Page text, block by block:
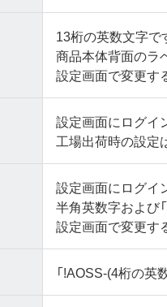
13桁の英数文字で
商品本体背面のラ
設定画面で変更す
設定画面にログイ
工場出荷時の設定
設定画面にログイ
半角英数字および
設定画面で変更す
「!AOSS-(4桁の英